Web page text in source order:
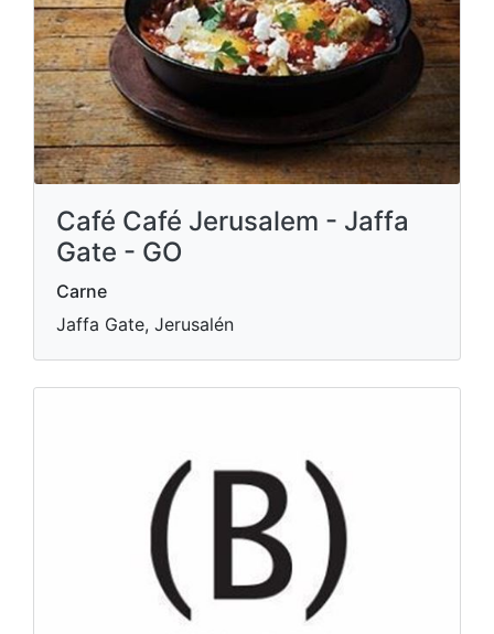
Café Café Jerusalem - Jaffa
Gate - GO
Carne
Jaffa Gate, Jerusalén